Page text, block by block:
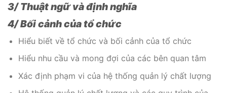
3/ Thuật ngữ và định nghĩa
4/ Bối cảnh của tổ chức
Hiểu biết về tổ chức và bối cảnh của tổ chức
Hiểu nhu cầu và mong đợi của các bên quan tâm
Xác định phạm vi của hệ thống quản lý chất lượng